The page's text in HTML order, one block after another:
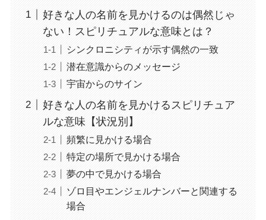
好きな人の名前を見かけるのは偶然じゃ
ない！スピリチュアルな意味とは？
シンクロニシティが示す偶然の一致
潜在意識からのメッセージ
宇宙からのサイン
好きな人の名前を見かけるスピリチュア
ルな意味【状況別】
頻繁に見かける場合
特定の場所で見かける場合
夢の中で見かける場合
ゾロ目やエンジェルナンバーと関連する
場合